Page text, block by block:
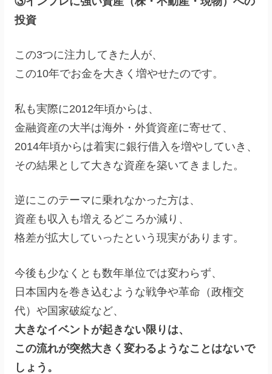
投資
この3つに注力してきた人が、
この10年でお金を大きく増やせたのです。
私も実際に2012年頃からは、
金融資産の大半は海外・外貨資産に寄せて、
2014年頃からは着実に銀行借入を増やしていき、
その結果として大きな資産を築いてきました。
逆にこのテーマに乗れなかった方は、
資産も収入も増えるどころか減り、
格差が拡大していったという現実があります。
今後も少なくとも数年単位では変わらず、
日本国内を巻き込むような戦争や革命（政権交
代）や国家破綻など、
大きなイベントが起きない限りは、
この流れが突然大きく変わるようなことはないで
しょう。